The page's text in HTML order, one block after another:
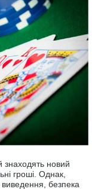
новий
гроші. Однак,
безпека